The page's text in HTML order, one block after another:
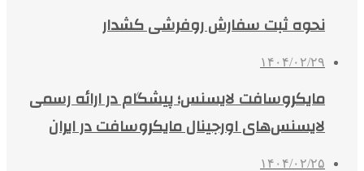
نحوه ثبت سفارش روفرشی کشدار
۱۴۰۴/۰۲/۲۹
مایکروسافت لایسنس؛ پیشگام در ارائه رسمی
لایسنس‌های اورجینال مایکروسافت در ایران
۱۴۰۴/۰۲/۲۵